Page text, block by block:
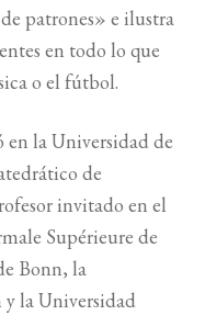
patrones» e ilustra
en todo lo que
o el fútbol.
la Universidad de
de
invitado en el
Supérieure de
Bonn, la
y la Universidad